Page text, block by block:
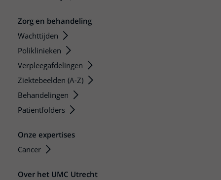
Zorg en behandeling
Wachttijden
Poliklinieken
Verpleegafdelingen
Ziektebeelden (A-Z)
Behandelingen
Patiëntfolders
Onze expertises
Cancer
Over het UMC Utrecht